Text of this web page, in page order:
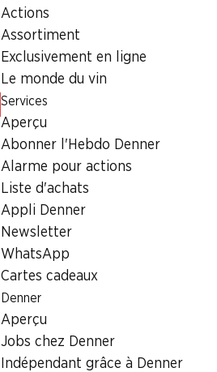
Actions
Assortiment
Exclusivement en ligne
Le monde du vin
Services
Aperçu
Abonner l'Hebdo Denner
Alarme pour actions
Liste d'achats
Appli Denner
Newsletter
WhatsApp
Cartes cadeaux
Denner
Aperçu
Jobs chez Denner
Indépendant grâce à Denner